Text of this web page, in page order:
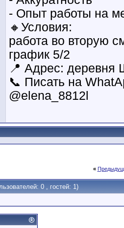
- Опыт работы на
🔸Условия:
работа во вторую
график 5/2
📍 Адрес: деревня
📞 Писать на
@elena_8812l
«
0 , гостей: 1)